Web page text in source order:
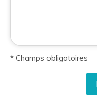
* Champs obligatoires